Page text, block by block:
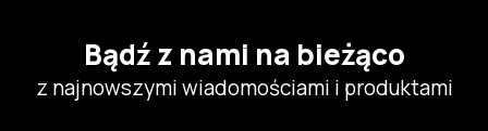
Bądź z nami na bieżąco
z najnowszymi wiadomościami i produktami